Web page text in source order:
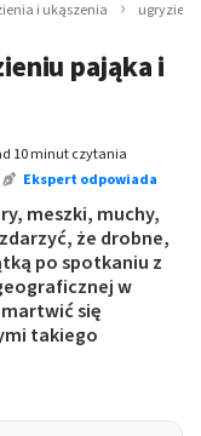
i ukąszenia
pająka i
10 minut czytania
Ekspert odpowiada
meszki, muchy,
że drobne,
po spotkaniu z
w
się
takiego